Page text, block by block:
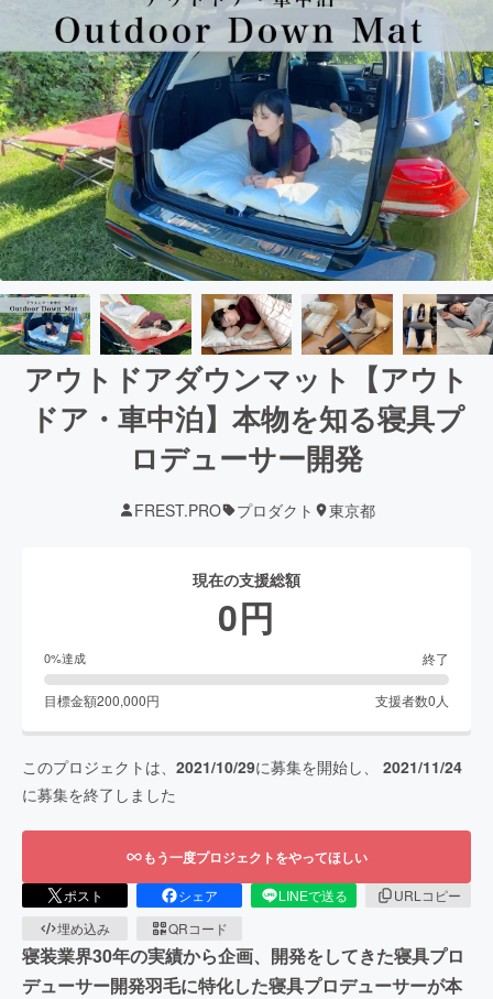
アウトドアダウンマット【アウト
ドア・車中泊】本物を知る寝具プ
ロデューサー開発
FREST.PRO プロダクト 東京都
現在の支援総額
0円
0%達成 終了
目標金額200,000円 支援者数0 人
このプロジェクトは、 2021/10/29に募集を開始し、 2021/11/24
に募集を終了しました
もう一度プロジェクトをやってほしい
ポスト シェア LINEで送る
URLコピー
埋め込み
QRコード
寝装業界30年の実績から企画、開発をしてきた寝具プロ
デューサー開発羽毛に特化した寝具プロデューサーが本